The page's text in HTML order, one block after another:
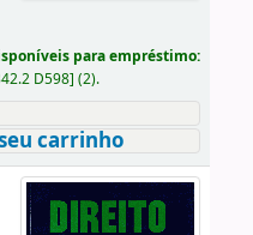
para empréstimo:
D598] (2).
carrinho